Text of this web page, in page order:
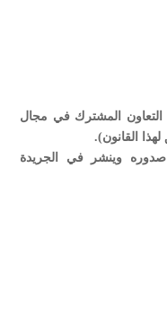
التعاون المشترك في مجال
القانون).
صدوره وينشر في الجريدة